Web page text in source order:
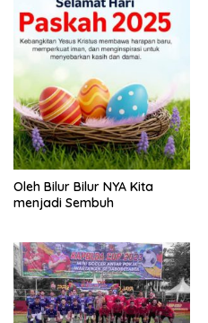
Oleh Bilur Bilur NYA Kita
menjadi Sembuh